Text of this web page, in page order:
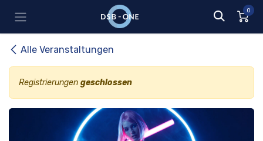
0
Alle Veranstaltungen
Registrierungen geschlossen